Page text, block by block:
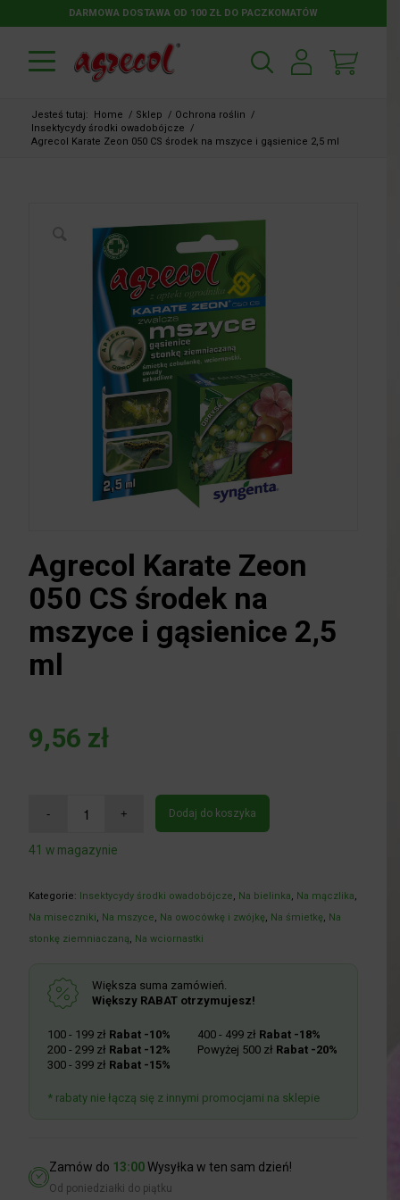
DARMOWA DOSTAWA OD 100 ZŁ DO PACZKOMATÓW
Jesteś tutaj: Home / Sklep / Ochrona roślin /
Insektycydy środki owadobójcze /
Agrecol Karate Zeon 050 CS środek na mszyce i gąsienice 2,5 ml
Agrecol Karate Zeon
050 CS środek na
mszyce i gąsienice 2,5
ml
9,56 zł
Dodaj do koszyka
41 w magazynie
Kategorie: Insektycydy środki owadobójcze, Na bielinka, Na mączlika,
Na miseczniki, Na mszyce, Na owocówkę i zwójkę, Na śmietkę, Na
stonkę ziemniaczaną, Na wciornastki
Większa suma zamówień.
Większy RABAT otrzymujesz!
100 - 199 zł Rabat -10%
200 - 299 zł Rabat -12%
300 - 399 zł Rabat -15%
400 - 499 zł Rabat -18%
Powyżej 500 zł Rabat -20%
* rabaty nie łączą się z innymi promocjami na sklepie
Zamów do 13:00Wysyłka w ten sam dzień!
Od poniedziałki do piątku